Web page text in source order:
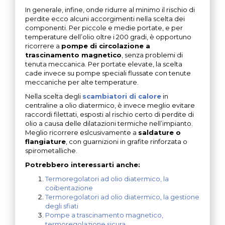
In generale, infine, onde ridurre al minimo il rischio di
perdite ecco alcuni accorgimenti nella scelta dei
componenti. Per piccole e medie portate, e per
temperature dell’olio oltre i 200 gradi, è opportuno
ricorrere a pompe di circolazione a
trascinamento magnetico , senza problemi di
tenuta meccanica. Per portate elevate, la scelta
cade invece su pompe speciali flussate con tenute
meccaniche per alte temperature.
Nella scelta degli scambiatori di calore in
centraline a olio diatermico, è invece meglio evitare
raccordi filettati, esposti al rischio certo di perdite di
olio a causa delle dilatazioni termiche nell’impianto.
Meglio ricorrere eslcusivamente a saldature o
flangiature , con guarnizioni in grafite rinforzata o
spirometalliche.
Potrebbero interessarti anche:
Termoregolatori ad olio diatermico, la
coibentazione
Termoregolatori ad olio diatermico, la gestione
degli sfiati
Pompe a trascinamento magnetico,